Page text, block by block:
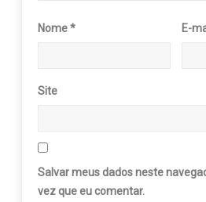
Nome* E-
Site
Salvar meus dados neste
vez que eu comentar.